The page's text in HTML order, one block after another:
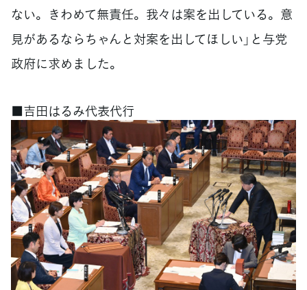
ない。きわめて無責任。我々は案を出している。意
見があるならちゃんと対案を出してほしい」と与党
政府に求めました。
■吉田はるみ代表代行